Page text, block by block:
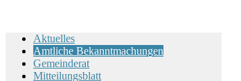
Aktuelles
Amtliche Bekanntmachungen
Gemeinderat
Mitteilungsblatt